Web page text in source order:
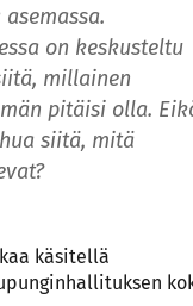
on keskusteltu
millainen
pitäisi olla.
siitä, mitä
käsitellä